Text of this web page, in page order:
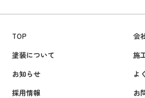
TOP
会
塗装について
施
お知らせ
よ
採用情報
お